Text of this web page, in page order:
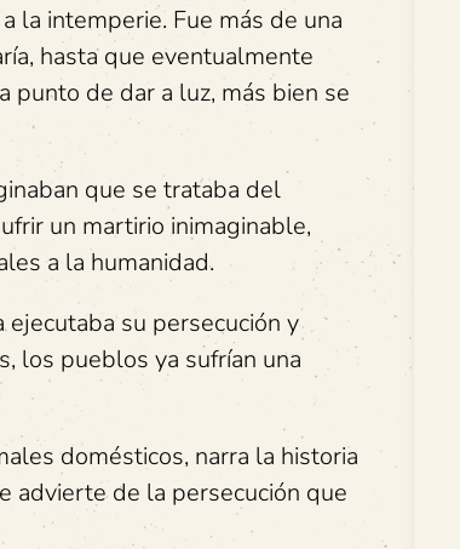
la intemperie. Fue más de una
hasta que eventualmente
punto de dar a luz, más bien se
que se trataba del
un martirio inimaginable,
a la humanidad.
ejecutaba su persecución y
los pueblos ya sufrían una
domésticos, narra la historia
advierte de la persecución que